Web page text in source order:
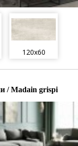
120x60
/ Madain grispi